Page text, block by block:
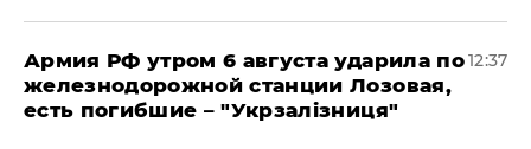
Армия РФ утром 6 августа ударила по
железнодорожной станции Лозовая,
есть погибшие – "Укрзалізниця"
12:37